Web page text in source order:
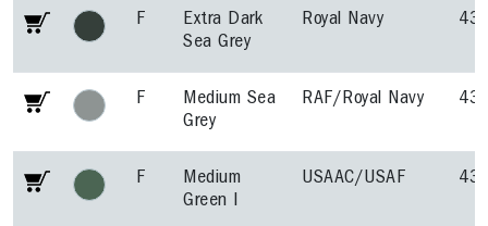
F
Extra Dark
Sea Grey
Royal Navy
F
Medium Sea
Grey
RAF/Royal Navy
F
Medium
Green I
USAAC/USAF